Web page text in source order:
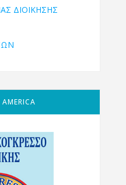
ΔΙΟΊΚΗΣΗΣ